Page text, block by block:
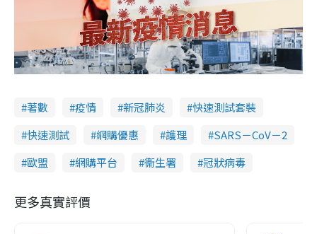
著數 疫情 新冠肺炎
快速測試套裝
快速測試
網購優惠 護理
SARS－CoV－2
歐盟
網購平台 衞生署 冠狀病毒
更多真實評價